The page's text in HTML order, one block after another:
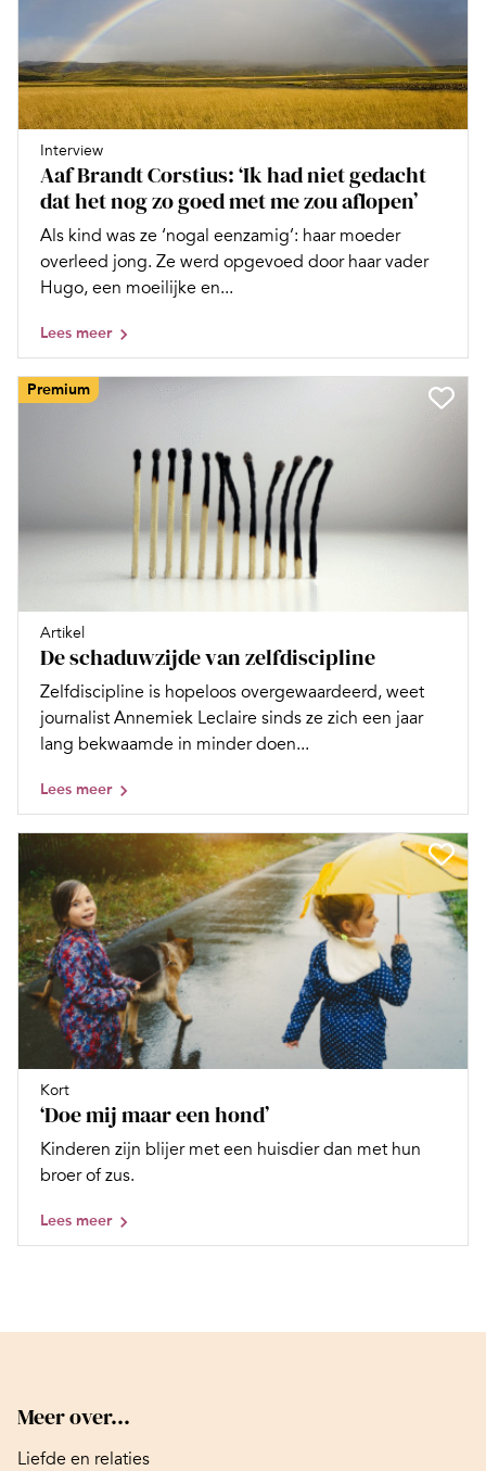
Interview
Aaf Brandt Corstius: ‘Ik had niet gedacht
dat het nog zo goed met me zou aflopen’
Als kind was ze ‘nogal eenzamig’: haar moeder
overleed jong. Ze werd opgevoed door haar vader
Hugo, een moeilijke en...
Lees meer
Premium
Artikel
De schaduwzijde van zelfdiscipline
Zelfdiscipline is hopeloos overgewaardeerd, weet
journalist Annemiek Leclaire sinds ze zich een jaar
lang bekwaamde in minder doen...
Lees meer
Kort
‘Doe mij maar een hond’
Kinderen zijn blijer met een huisdier dan met hun
broer of zus.
Lees meer
Meer over...
Liefde en relaties